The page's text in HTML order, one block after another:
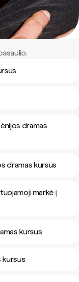
dramas
dramas kursus
markė į
kursus
kursus